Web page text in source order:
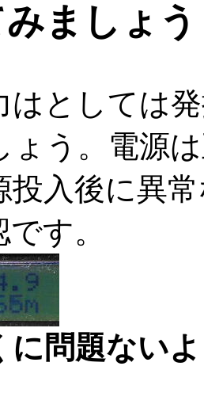
ましょ
はとしては
ょう。電源
投入後に異
す。
に問題ない